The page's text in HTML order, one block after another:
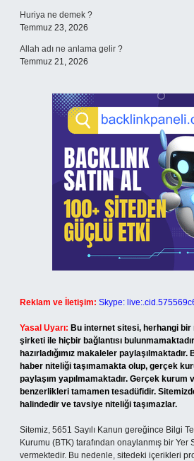
Huriya ne demek ?
Temmuz 23, 2026
Allah adı ne anlama gelir ?
Temmuz 21, 2026
Reklam ve İletişim: Skype:
Yasal Uyarı: Bu internet sitesi, herhangi
şirketi ile hiçbir bağlantısı
hazırladığımız makaleler
haber niteliği taşımamakta olup, gerçek
paylaşım yapılmamaktadır. Gerçek kurum
benzerlikleri tamamen tesadüfidir.
halindedir ve tavsiye niteliği taşımazlar.
Sitemiz, 5651 Sayılı Kanun gereğince Bilgi
Kurumu (BTK) tarafından onaylanmış bir Yer
vermektedir. Bu nedenle, sitedeki içerikleri